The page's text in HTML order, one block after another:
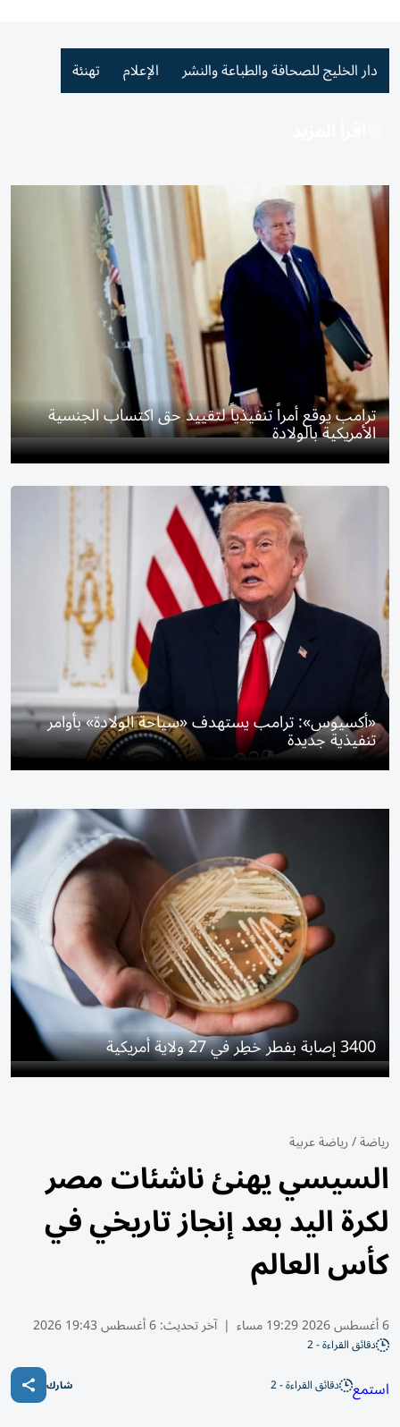
دار الخليج للصحافة والطباعة والنشر الإعلام تهنئة
ترامب يوقع أمراً تنفيذياً لتقييد حق اكتساب الجنسية
الأمريكية بالولادة
«أكسيوس»: ترامب يستهدف «سياحة الولادة» بأوامر
تنفيذية جديدة
3400 إصابة بفطر خطِر في 27 ولاية أمريكية
رياضة/رياضة عربية
السيسي يهنئ ناشئات مصر
لكرة اليد بعد إنجاز تاريخي في
كأس العالم
6 أغسطس 2026 19:29 مساء | آخر تحديث:6 أغسطس 19:43 2026
دقائق القراءة - 2
استمع دقائق القراءة - 2 شارك